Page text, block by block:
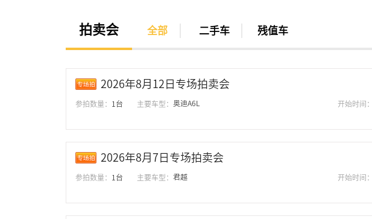
拍卖会 全部 二手车 残值车
2026年8月12日专场拍卖会
参拍数量： 1台 主要车型： 奥迪A6L 开始时间：
2026年8月7日专场拍卖会
参拍数量： 1台 主要车型： 君越 开始时间：